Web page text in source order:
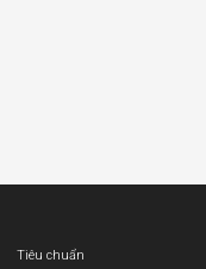
Tiêu chuẩn